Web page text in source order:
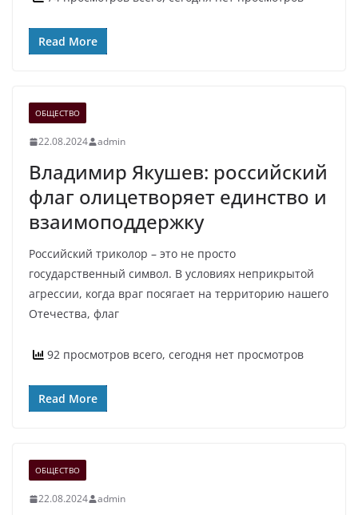
Read More
ОБЩЕСТВО
22.08.2024 admin
Владимир Якушев: российский
флаг олицетворяет единство и
взаимоподдержку
Российский триколор – это не просто
государственный символ. В условиях неприкрытой
агрессии, когда враг посягает на территорию нашего
Отечества, флаг
92 просмотров всего, сегодня нет просмотров
Read More
ОБЩЕСТВО
22.08.2024 admin